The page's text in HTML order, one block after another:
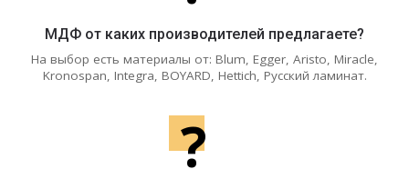
МДФ от каких производителей предлагаете?
На выбор есть материалы от: Blum, Egger, Aristo, Miracle,
Kronospan, Integra, BOYARD, Hettich, Русский ламинат.
?